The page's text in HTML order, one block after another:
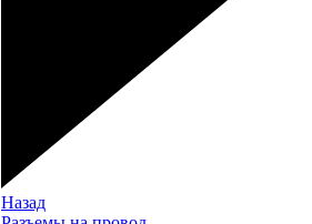
Назад